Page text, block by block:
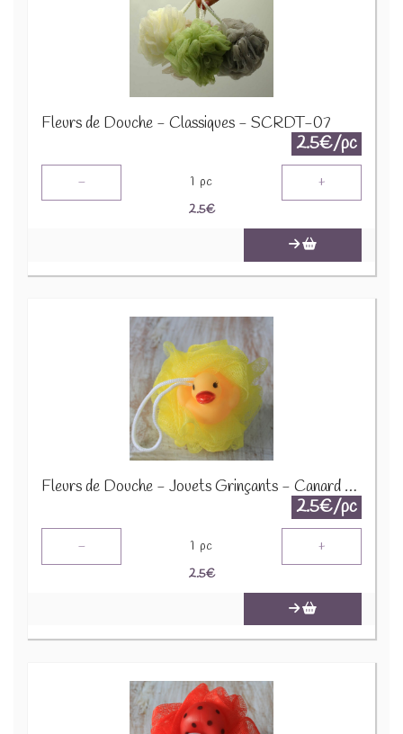
Fleurs de Douche - Classiques - SCRDT-07
2.5€/pc
- 1 pc +
2.5€
Fleurs de Douche - Jouets Grinçants - Canard - Jaune - SCRDT-06
2.5€/pc
- 1 pc +
2.5€